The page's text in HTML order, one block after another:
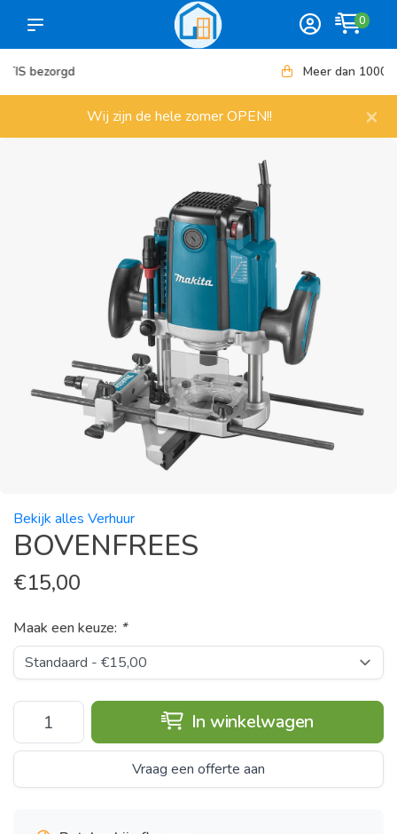
0
Wij zijn de hele zomer OPEN!! ×
Bekijk alles Verhuur
BOVENFREES
€15,00
Maak een keuze: *
In winkelwagen
Vraag een offerte aan